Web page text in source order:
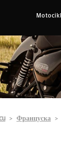
Француска